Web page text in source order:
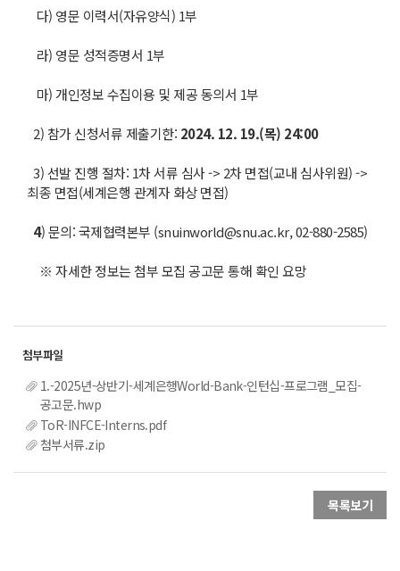
다) 영문 이력서(자유양식) 1부
라) 영문 성적증명서 1부
마) 개인정보 수집이용 및 제공 동의서 1부
2) 참가 신청서류 제출기한: 2024. 12. 19.(목) 24:00
3) 선발 진행 절차: 1차 서류 심사 -> 2차 면접(교내 심사위원) ->
최종 면접(세계은행 관계자 화상 면접)
4) 문의: 국제협력본부 (snuinworld@snu.ac.kr, 02-880-2585)
※ 자세한 정보는 첨부 모집 공고문 통해 확인 요망
1.-2025년-상반기-세계은행World-Bank-인턴십-프로그램_모집-
공고문.hwp
ToR-INFCE-Interns.pdf
첨부서류.zip
목록보기